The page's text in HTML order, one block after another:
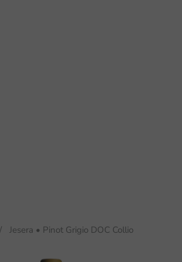
Jesera • Pinot Grigio DOC Collio